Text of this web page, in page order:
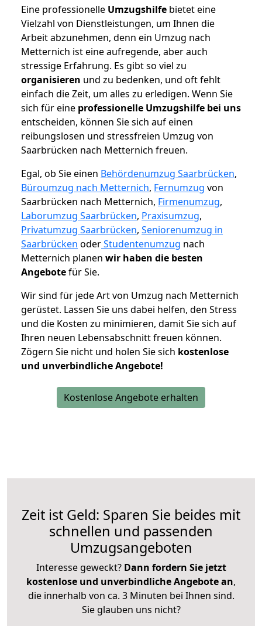
Eine professionelle Umzugshilfe bietet eine
Vielzahl von Dienstleistungen, um Ihnen die
Arbeit abzunehmen, denn ein Umzug nach
Metternich ist eine aufregende, aber auch
stressige Erfahrung. Es gibt so viel zu
organisieren und zu bedenken, und oft fehlt
einfach die Zeit, um alles zu erledigen. Wenn Sie
sich für eine professionelle Umzugshilfe bei uns
entscheiden, können Sie sich auf einen
reibungslosen und stressfreien Umzug von
Saarbrücken nach Metternich freuen.
Egal, ob Sie einen Behördenumzug Saarbrücken,
Büroumzug nach Metternich, Fernumzug von
Saarbrücken nach Metternich, Firmenumzug,
Laborumzug Saarbrücken, Praxisumzug,
Privatumzug Saarbrücken, Seniorenumzug in
Saarbrücken oderStudentenumzug nach
Metternich planen wir haben die besten
Angebotefür Sie.
Wir sind für jede Art von Umzug nach Metternich
gerüstet. Lassen Sie uns dabei helfen, den Stress
und die Kosten zu minimieren, damit Sie sich auf
Ihren neuen Lebensabschnitt freuen können.
Zögern Sie nicht und holen Sie sich kostenlose
und unverbindliche Angebote!
Kostenlose Angebote erhalten
Zeit ist Geld: Sparen Sie beides mit
schnellen und passenden
Umzugsangeboten
Interesse geweckt? Dann fordern Sie jetzt
kostenlose und unverbindliche Angebote an,
die innerhalb von ca. 3 Minuten bei Ihnen sind.
Sie glauben uns nicht?